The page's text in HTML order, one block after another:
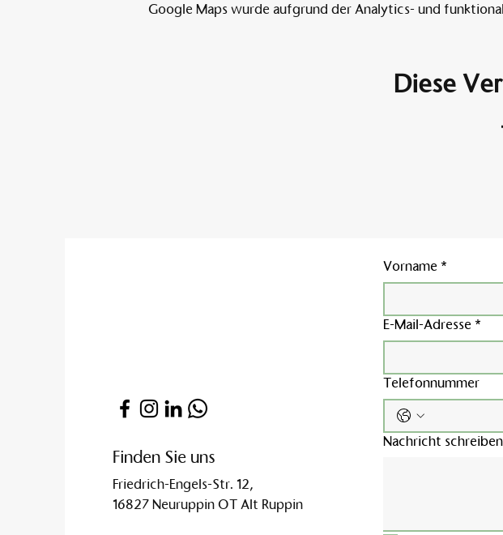
Google Maps wurde aufgrund der Analytics- und
Diese
Finden Sie uns
Friedrich-Engels-Str. 12,
16827 Neuruppin OT Alt Ruppin
Vorname *
E-Mail-Adresse *
Telefonnummer
Nachricht schreiben